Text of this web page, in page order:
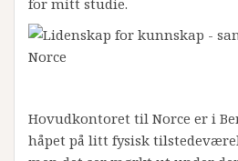
for mitt studie.
Hovudkontoret til Norce er i
håpet på litt fysisk